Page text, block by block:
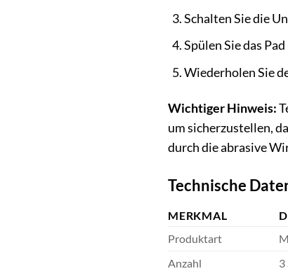
Schalten Sie die
Spülen Sie das
Wiederholen Sie
Wichtiger Hinweis:
um sicherzustellen,
durch die abrasive
Technische
MERKMAL
Produktart
Anzahl
3